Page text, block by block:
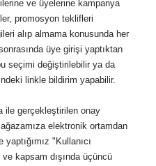
ve üyelerine kampanya
promosyon teklifleri
alıp almama konusunda her
üye girişi yaptıktan
seçimi değiştirilebilir ya da
linkle bildirim yapabilir.
ile gerçekleştirilen onay
elektronik ortamdan
"Kullanıcı
kapsam dışında üçüncü